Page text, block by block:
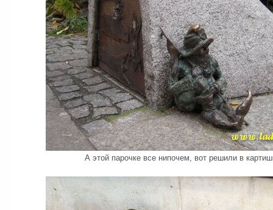
А этой парочке все нипочем, вот решили в